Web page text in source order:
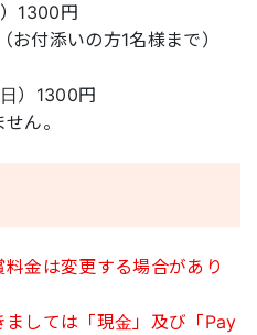
1300円
付添いの方1名様まで）
）1300円
ん。
金は変更する場合があり
しては「現金」及び「Pay